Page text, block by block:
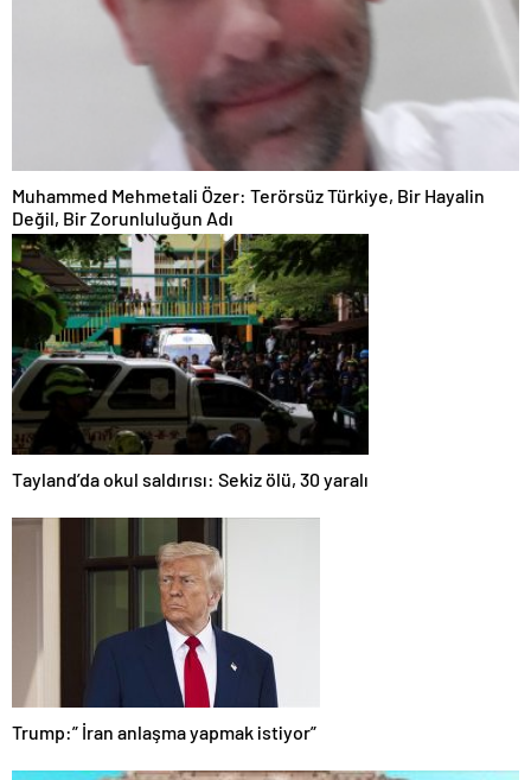
Muhammed Mehmetali Özer: Terörsüz Türkiye, Bir Hayalin
Değil, Bir Zorunluluğun Adı
Tayland’da okul saldırısı: Sekiz ölü, 30 yaralı
Trump:” İran anlaşma yapmak istiyor”